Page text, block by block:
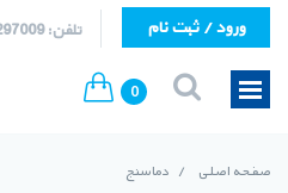
تلفن: 77297009-021 ورود / ثبت نام
0
صفحه اصلی / دماسنج